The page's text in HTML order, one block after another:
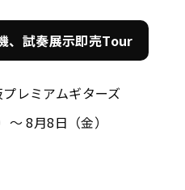
、試奏展示即売Tour
レミアムギターズ
8月8日（金）